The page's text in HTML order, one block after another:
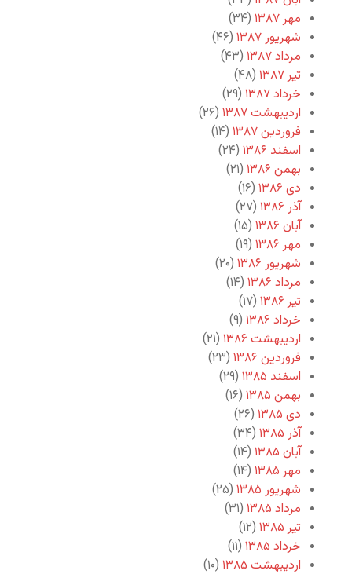
مهر ۱۳۸۷
(۳۴)
شهریور ۱۳۸۷
(۴۶)
مرداد ۱۳۸۷
(۴۳)
تیر ۱۳۸۷
(۴۸)
خرداد ۱۳۸۷
(۲۹)
اردیبهشت ۱۳۸۷
(۲۶)
فروردین ۱۳۸۷
(۱۴)
اسفند ۱۳۸۶
(۲۴)
بهمن ۱۳۸۶
(۲۱)
دی ۱۳۸۶
(۱۶)
آذر ۱۳۸۶
(۲۷)
آبان ۱۳۸۶
(۱۵)
مهر ۱۳۸۶
(۱۹)
شهریور ۱۳۸۶
(۲۰)
مرداد ۱۳۸۶
(۱۴)
تیر ۱۳۸۶
(۱۷)
خرداد ۱۳۸۶
(۹)
اردیبهشت ۱۳۸۶
(۲۱)
فروردین ۱۳۸۶
(۲۳)
اسفند ۱۳۸۵
(۲۹)
بهمن ۱۳۸۵
(۱۶)
دی ۱۳۸۵
(۲۶)
آذر ۱۳۸۵
(۳۴)
آبان ۱۳۸۵
(۱۴)
مهر ۱۳۸۵
(۱۴)
شهریور ۱۳۸۵
(۲۵)
مرداد ۱۳۸۵
(۳۱)
تیر ۱۳۸۵
(۱۲)
خرداد ۱۳۸۵
(۱۱)
اردیبهشت ۱۳۸۵
(۱۰)